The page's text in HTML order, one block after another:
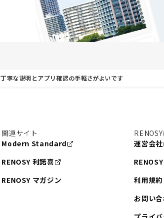
丁寧な説明とアプリ確認の手軽さがよいです
関連サイト
Modern Standard
RENOSY 利諾喜
RENOSY マガジン
運営会社
利用規約
お問い